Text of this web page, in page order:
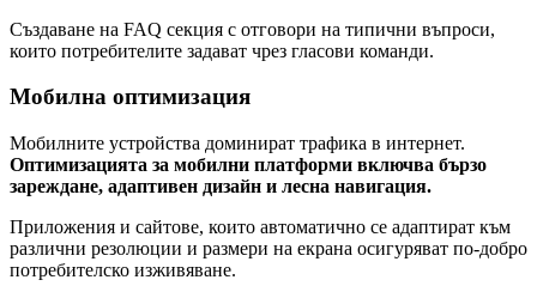
Създаване на FAQ секция с отговори на типични въпроси,
които потребителите задават чрез гласови команди.
Мобилна оптимизация
Мобилните устройства доминират трафика в интернет.
Оптимизацията за мобилни платформи включва бързо
зареждане, адаптивен дизайн и лесна навигация.
Приложения и сайтове, които автоматично се адаптират към
различни резолюции и размери на екрана осигуряват по-добро
потребителско изживяване.